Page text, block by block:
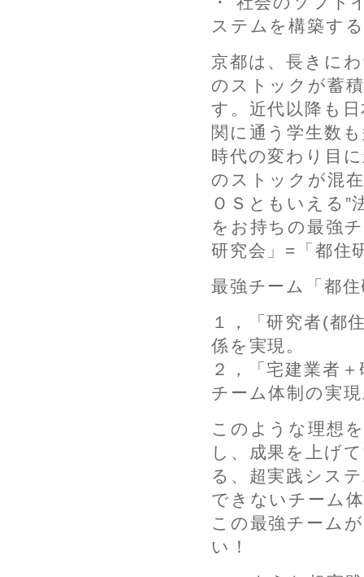
ステムを構築す
京都は、長きに
のストックが蓄
す。近代以降も
関に通う学生数
時代の変わり目
のストックが混
ＯＳともいえる”
をお持ちの最強
研究会」=「都住
最強チーム「都
１，「研究者(都
係を実現。
２，「宅建業者
チーム体制の実
このような理想
し、成果を上げ
る、超実践シス
できないチーム
この最強チーム
い！